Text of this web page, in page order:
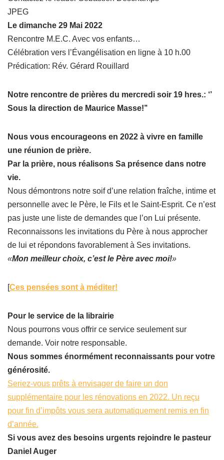
JPEG
Le dimanche 29 Mai 2022
Rencontre M.E.C. Avec vos enfants…
Célébration vers l’Évangélisation en ligne à 10 h.00
Prédication: Rév. Gérard Rouillard
Notre rencontre de prières du mercredi soir 19 hres.: ‘’
Sous la direction de Maurice Masse!’’
Nous vous encourageons en 2022 à vivre en famille
une réunion de prière.
Par la prière, nous réalisons Sa présence dans notre
vie.
Nous démontrons notre soif d’une relation fraîche, intime et
personnelle avec le Père, le Fils et le Saint-Esprit. Ce n’est
pas juste une liste de demandes que l’on Lui présente.
Reconnaissons les invitations du Père à nous approcher
de lui et répondons favorablement à Ses invitations.
«Mon meilleur choix, c’est le Père avec moi!»
[Ces pensées sont à méditer!
Pour le service de la librairie
Nous pourrons vous offrir ce service seulement sur
demande. Voir notre responsable.
Nous sommes énormément reconnaissants pour votre
générosité.
Seriez-vous prêts à envisager de faire un don
supplémentaire pour les rénovations en 2022. Un reçu
pour fin d’impôts vous sera automatiquement remis en fin
d’année.
Si vous avez des besoins urgents rejoindre le pasteur
Daniel Auger